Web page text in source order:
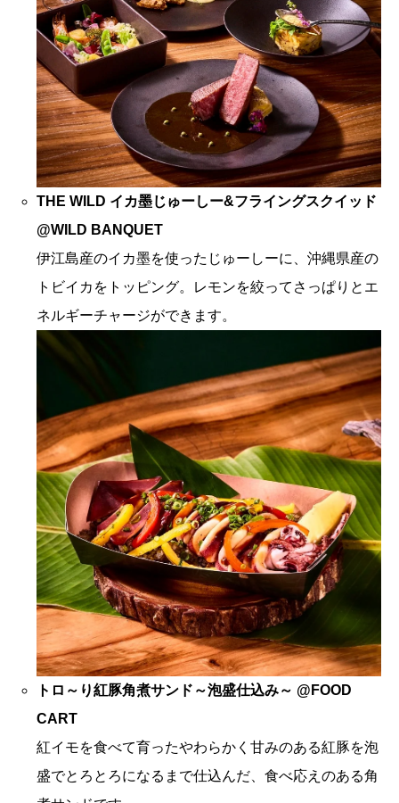
THE WILD イカ墨じゅーしー&フライングスクイッド
@WILD BANQUET
伊江島産のイカ墨を使ったじゅーしーに、沖縄県産の
トビイカをトッピング。レモンを絞ってさっぱりとエ
ネルギーチャージができます。
トロ～り紅豚角煮サンド～泡盛仕込み～ @FOOD
CART
紅イモを食べて育ったやわらかく甘みのある紅豚を泡
盛でとろとろになるまで仕込んだ、食べ応えのある角